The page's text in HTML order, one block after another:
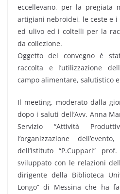
eccellevano, per la pregiata
artigiani nebroidei, le ceste e
ed ulivo ed i coltelli per la
da collezione.
Oggetto del convegno è
raccolta e l’utilizzazione
campo alimentare, salutistico
Il meeting, moderato dalla
dopo i saluti dell’Avv. Anna
Servizio “Attività
l’organizzazione
dell’Istituto “P.Cuppari”
sviluppato con le relazioni
dirigente della Biblioteca
Longo” di Messina che ha